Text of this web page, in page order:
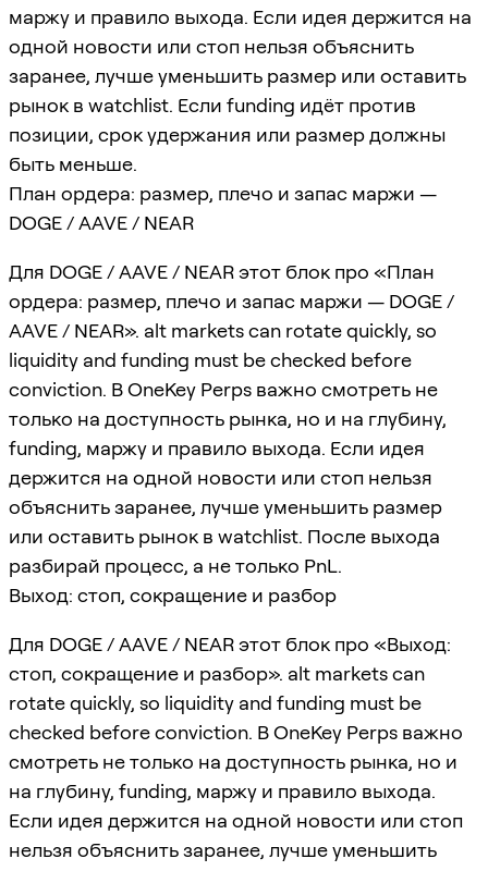
маржу и правило выхода. Если идея держится на
одной новости или стоп нельзя объяснить
заранее, лучше уменьшить размер или оставить
рынок в watchlist. Если funding идёт против
позиции, срок удержания или размер должны
быть меньше.
План ордера: размер, плечо и запас маржи —
DOGE / AAVE / NEAR
Для DOGE / AAVE / NEAR этот блок про «План
ордера: размер, плечо и запас маржи — DOGE /
AAVE / NEAR». alt markets can rotate quickly, so
liquidity and funding must be checked before
conviction. В OneKey Perps важно смотреть не
только на доступность рынка, но и на глубину,
funding, маржу и правило выхода. Если идея
держится на одной новости или стоп нельзя
объяснить заранее, лучше уменьшить размер
или оставить рынок в watchlist. После выхода
разбирай процесс, а не только PnL.
Выход: стоп, сокращение и разбор
Для DOGE / AAVE / NEAR этот блок про «Выход:
стоп, сокращение и разбор». alt markets can
rotate quickly, so liquidity and funding must be
checked before conviction. В OneKey Perps важно
смотреть не только на доступность рынка, но и
на глубину, funding, маржу и правило выхода.
Если идея держится на одной новости или стоп
нельзя объяснить заранее, лучше уменьшить